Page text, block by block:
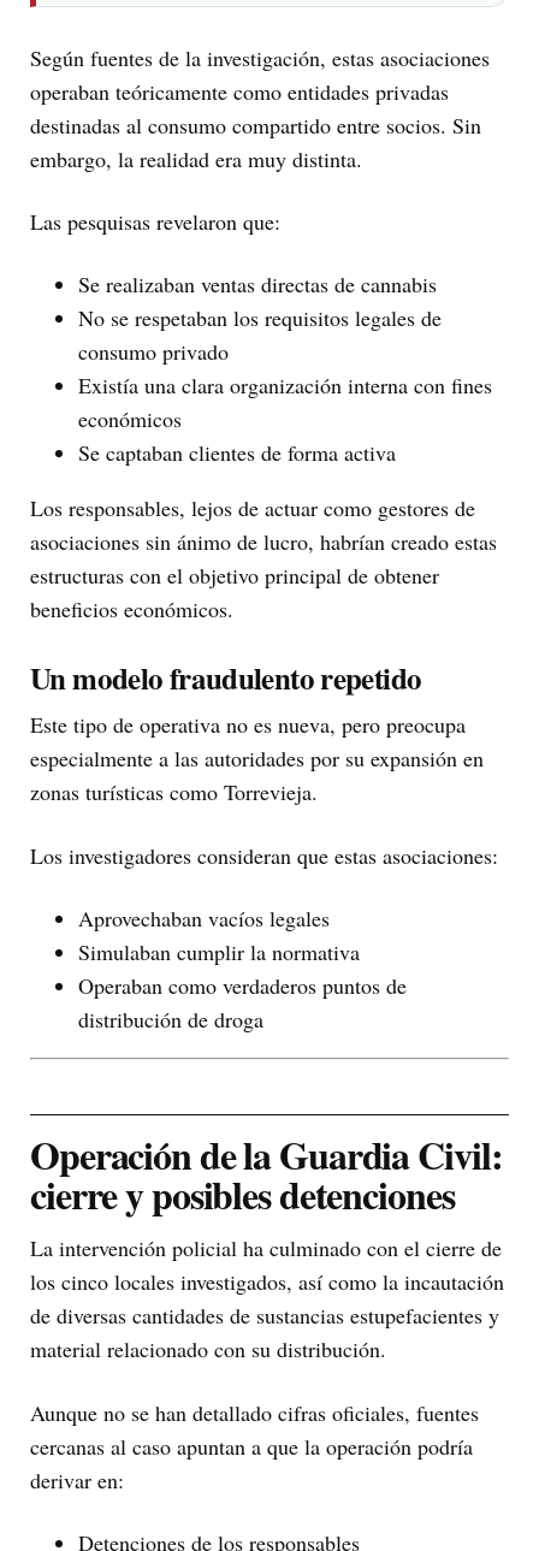
Según fuentes de la investigación, estas asociaciones
operaban teóricamente como entidades privadas
destinadas al consumo compartido entre socios. Sin
embargo, la realidad era muy distinta.
Las pesquisas revelaron que:
Se realizaban ventas directas de cannabis
No se respetaban los requisitos legales de
consumo privado
Existía una clara organización interna con fines
económicos
Se captaban clientes de forma activa
Los responsables, lejos de actuar como gestores de
asociaciones sin ánimo de lucro, habrían creado estas
estructuras con el objetivo principal de obtener
beneficios económicos.
Un modelo fraudulento repetido
Este tipo de operativa no es nueva, pero preocupa
especialmente a las autoridades por su expansión en
zonas turísticas como Torrevieja.
Los investigadores consideran que estas asociaciones:
Aprovechaban vacíos legales
Simulaban cumplir la normativa
Operaban como verdaderos puntos de
distribución de droga
Operación de la Guardia Civil:
cierre y posibles detenciones
La intervención policial ha culminado con el cierre de
los cinco locales investigados, así como la incautación
de diversas cantidades de sustancias estupefacientes y
material relacionado con su distribución.
Aunque no se han detallado cifras oficiales, fuentes
cercanas al caso apuntan a que la operación podría
derivar en:
Detenciones de los responsables